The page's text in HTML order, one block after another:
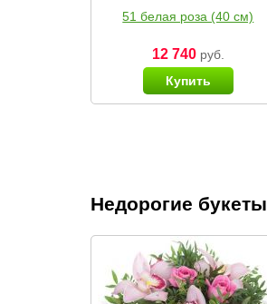
51 белая роза (40 см)
12 740руб.
Купить
Недорогие букеты